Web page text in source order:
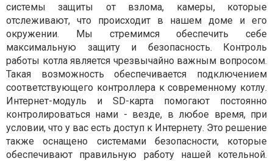
системы защиты от взлома, камеры, которые
отслеживают, что происходит в нашем доме и его
окружении. Мы стремимся обеспечить себе
максимальную защиту и безопасность. Контроль
работы котла является чрезвычайно важным вопросом.
Такая возможность обеспечивается подключением
соответствующего контроллера к современному котлу.
Интернет-модуль и SD-карта помогают постоянно
контролироваться нами - везде, в любое время, при
условии, что у вас есть доступ к Интернету. Это решение
также оснащено системами безопасности, которые
обеспечивают правильную работу нашей котельной.